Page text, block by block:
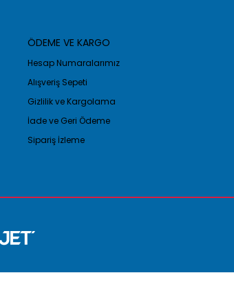
ÖDEME VE KARGO
Hesap Numaralarımız
Alışveriş Sepeti
Gizlilik ve Kargolama
İade ve Geri Ödeme
Sipariş İzleme